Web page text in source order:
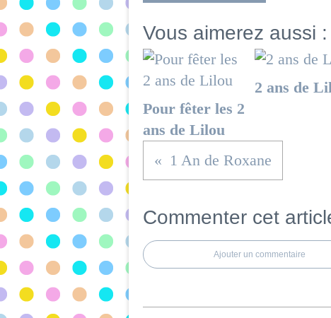
Vous aimerez aussi :
Pour fêter les 2
ans de Lilou
2 ans de
1 An de Roxane
Commenter cet
Ajouter un commentaire